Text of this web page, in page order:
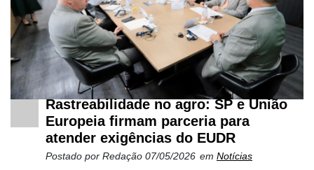
Cadastre-
Rastreabilidade no agro: SP e União
Europeia firmam parceria para
atender exigências do EUDR
Postado por Redação 07/05/2026 em Notícias